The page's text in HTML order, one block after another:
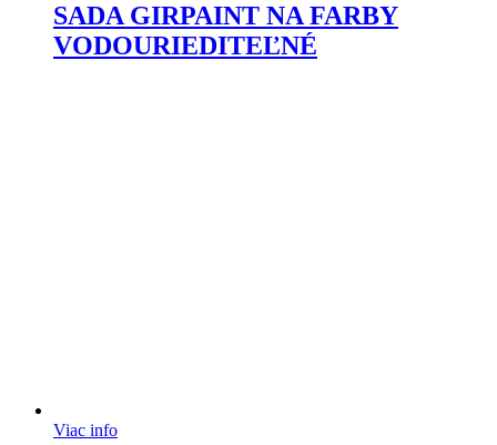
SADA GIRPAINT NA FARBY
VODOURIEDITEĽNÉ
Viac info